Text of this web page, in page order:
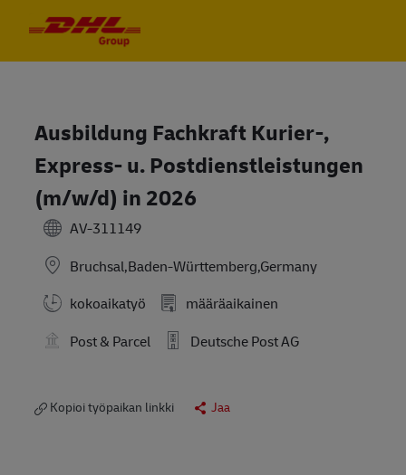
Ausbildung Fachkraft Kurier-,
Express- u. Postdienstleistungen
(m/w/d) in 2026
AV-311149
Bruchsal,Baden-Württemberg,Germany
kokoaikatyö
määräaikainen
Post & Parcel
Deutsche Post AG
Kopioi työpaikan linkki Jaa